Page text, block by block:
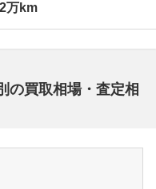
万km
の買取相場・査定相